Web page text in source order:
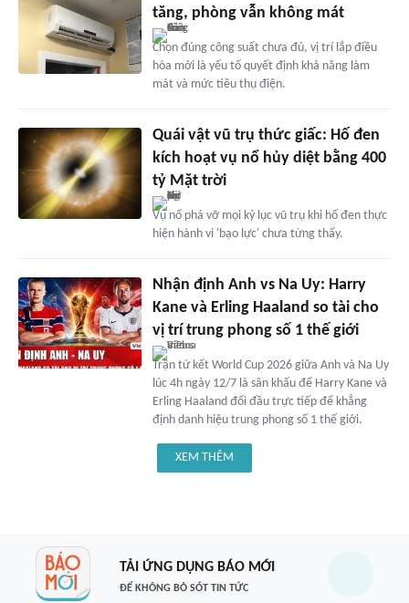
tăng, phòng vẫn không mát
Chọn đúng công suất chưa đủ, vị trí lắp điều
hòa mới là yếu tố quyết định khả năng làm
mát và mức tiêu thụ điện.
Quái vật vũ trụ thức giấc: Hố đen
kích hoạt vụ nổ hủy diệt bằng 400
tỷ Mặt trời
Vụ nổ phá vỡ mọi kỷ lục vũ trụ khi hố đen thực
hiện hành vi 'bạo lực' chưa từng thấy.
Nhận định Anh vs Na Uy: Harry
Kane và Erling Haaland so tài cho
vị trí trung phong số 1 thế giới
Trận tứ kết World Cup 2026 giữa Anh và Na Uy
lúc 4h ngày 12/7 là sân khấu để Harry Kane và
Erling Haaland đối đầu trực tiếp để khẳng
định danh hiệu trung phong số 1 thế giới.
XEM THÊM
TẢI ỨNG DỤNG BÁO MỚI
ĐỂ KHÔNG BỎ SÓT TIN TỨC